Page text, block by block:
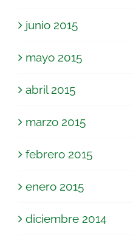
junio 2015
mayo 2015
abril 2015
marzo 2015
febrero 2015
enero 2015
diciembre 2014